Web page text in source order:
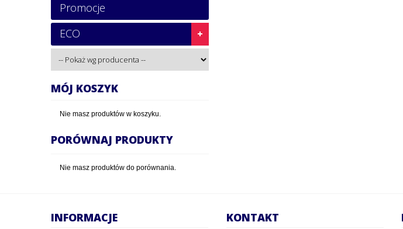
Promocje
ECO
MÓJ KOSZYK
Nie masz produktów w koszyku.
PORÓWNAJ PRODUKTY
Nie masz produktów do porównania.
INFORMACJE KONTAKT